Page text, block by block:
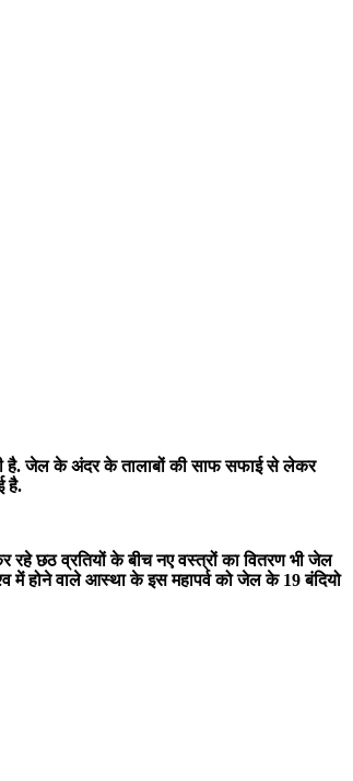
है. जेल के अंदर के तालाबों की साफ सफाई से लेकर
है.
रहे छठ व्रतियों के बीच नए वस्त्रों का वितरण भी जेल
में होने वाले आस्था के इस महापर्व को जेल के 19 बंदियो